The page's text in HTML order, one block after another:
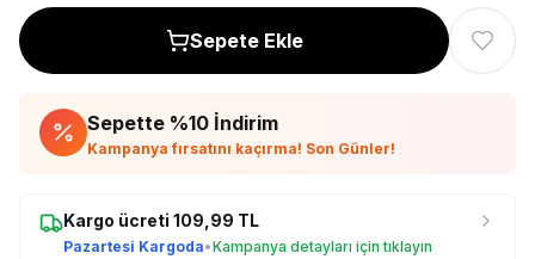
Sepete Ekle
Sepette %10 İndirim
Kampanya fırsatını kaçırma! Son Günler!
Kargo ücreti 109,99 TL
Pazartesi Kargoda•Kampanya detayları için tıklayın